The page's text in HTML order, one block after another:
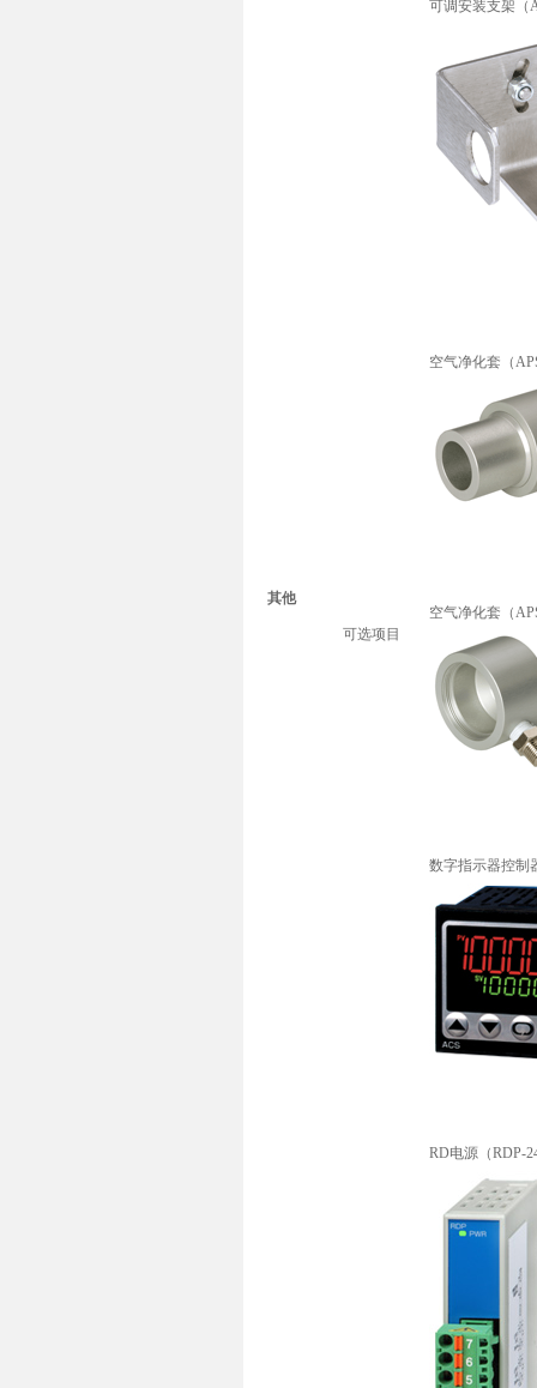
其他
可选项目
可调安装支架（
空气净化套（
空气净化套（
数字指示器控制
RD电源（RDP-